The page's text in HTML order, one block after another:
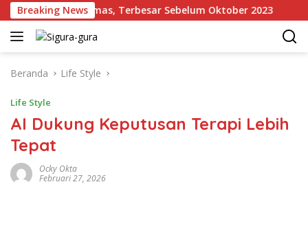
Langsung
ke
konten
Breaking NewsEmas, Terbesar Sebelum Oktober 2023
Beranda Life Style
Life Style
AI Dukung Keputusan Terapi Lebih
Tepat
Ocky Okta
Februari 27, 2026